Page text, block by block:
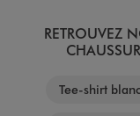
RETROUVEZ
Tee-shirt